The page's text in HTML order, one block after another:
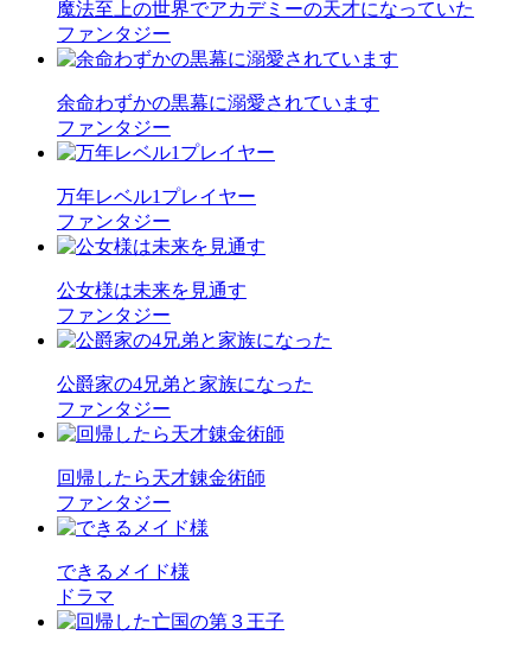
魔法至上の世界でアカデミーの天才になっていた
ファンタジー
余命わずかの黒幕に溺愛されています
ファンタジー
万年レベル1プレイヤー
ファンタジー
公女様は未来を見通す
ファンタジー
公爵家の4兄弟と家族になった
ファンタジー
回帰したら天才錬金術師
ファンタジー
できるメイド様
ドラマ